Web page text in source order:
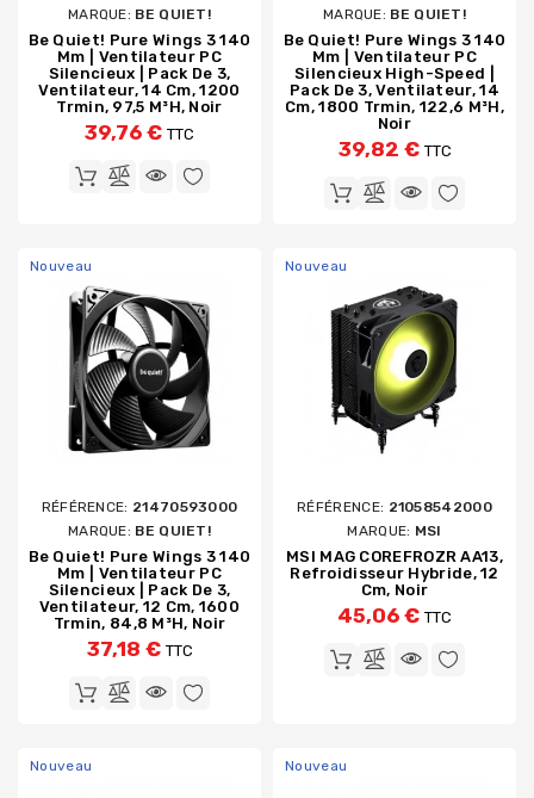
MARQUE: BE QUIET!
Be Quiet! Pure Wings 3 140
Mm | Ventilateur PC
Silencieux | Pack De 3,
Ventilateur, 14 Cm, 1200
Trmin, 97,5 M³h, Noir
39,76 € TTC
MARQUE: BE QUIET!
Be Quiet! Pure Wings 3 140
Mm | Ventilateur PC
Silencieux High-Speed |
Pack De 3, Ventilateur, 14
Cm, 1800 Trmin, 122,6 M³h,
Noir
39,82 € TTC
Nouveau
RÉFÉRENCE: 21470593000
MARQUE: BE QUIET!
Be Quiet! Pure Wings 3 140
Mm | Ventilateur PC
Silencieux | Pack De 3,
Ventilateur, 12 Cm, 1600
Trmin, 84,8 M³h, Noir
37,18 € TTC
Nouveau
RÉFÉRENCE: 21058542000
MARQUE: MSI
MSI MAG COREFROZR AA13,
Refroidisseur Hybride, 12
Cm, Noir
45,06 € TTC
Nouveau Nouveau